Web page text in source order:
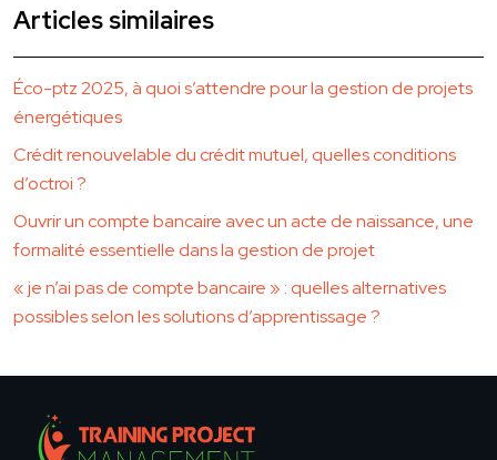
Articles similaires
Éco-ptz 2025, à quoi s’attendre pour la gestion de projets
énergétiques
Crédit renouvelable du crédit mutuel, quelles conditions
d’octroi ?
Ouvrir un compte bancaire avec un acte de naissance, une
formalité essentielle dans la gestion de projet
« je n’ai pas de compte bancaire » : quelles alternatives
possibles selon les solutions d’apprentissage ?